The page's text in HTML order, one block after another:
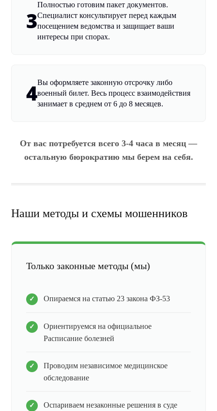
3
Полностью готовим пакет документов.
Специалист консультирует перед каждым
посещением ведомства и защищает ваши
интересы при спорах.
4Вы оформляете законную отсрочку либо
военный билет. Весь процесс взаимодействия
занимает в среднем от 6 до 8 месяцев.
От вас потребуется всего 3-4 часа в месяц —
остальную бюрократию мы берем на себя.
Наши методы и схемы мошенников
Только законные методы (мы)
Опираемся на статью 23 закона ФЗ-53
Ориентируемся на официальное
Расписание болезней
Проводим независимое медицинское
обследование
Оспариваем незаконные решения в суде